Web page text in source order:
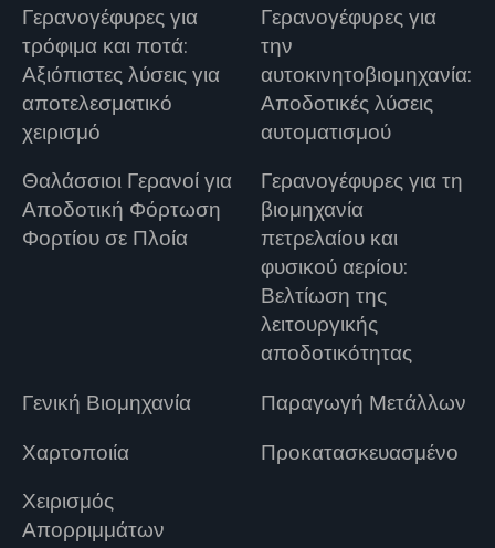
Γερανογέφυρες για
τρόφιμα και ποτά:
Αξιόπιστες λύσεις για
αποτελεσματικό
χειρισμό
Γερανογέφυρες για
την
αυτοκινητοβιομηχανία:
Αποδοτικές λύσεις
αυτοματισμού
Θαλάσσιοι Γερανοί για
Αποδοτική Φόρτωση
Φορτίου σε Πλοία
Γερανογέφυρες για τη
βιομηχανία
πετρελαίου και
φυσικού αερίου:
Βελτίωση της
λειτουργικής
αποδοτικότητας
Γενική Βιομηχανία
Παραγωγή Μετάλλων
Χαρτοποιία
Προκατασκευασμένο
Χειρισμός
Απορριμμάτων